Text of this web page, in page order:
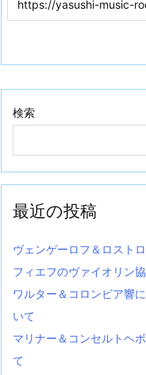
検索
最近の投稿
ヴェンゲーロフ＆ロスト
フィエフのヴァイオリン
ワルター＆コロンビア
いて
マリナー＆コンセルトヘ
て